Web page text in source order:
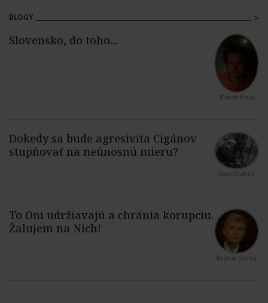
BLOGY
Marek Brna
Ivan Štubňa
Michal Durila